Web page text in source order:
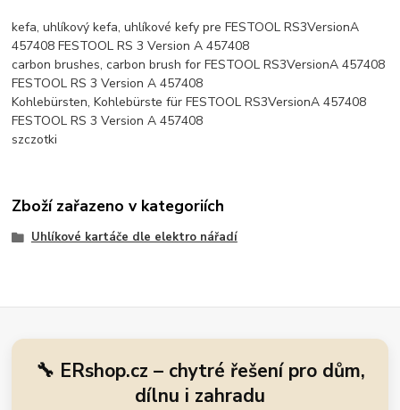
kefa, uhlíkový kefa, uhlíkové kefy pre FESTOOL RS3VersionA
457408 FESTOOL RS 3 Version A 457408
carbon brushes, carbon brush for FESTOOL RS3VersionA 457408
FESTOOL RS 3 Version A 457408
Kohlebürsten, Kohlebürste für FESTOOL RS3VersionA 457408
FESTOOL RS 3 Version A 457408
szczotki
Zboží zařazeno v kategoriích
Uhlíkové kartáče dle elektro nářadí
🔧 ERshop.cz – chytré řešení pro dům,
dílnu i zahradu